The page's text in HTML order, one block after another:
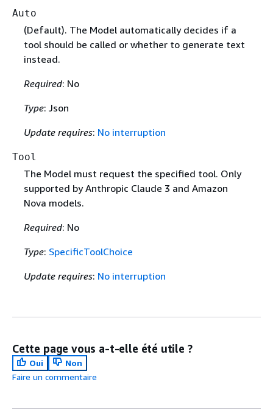
Auto
(Default). The Model automatically decides if a
tool should be called or whether to generate text
instead.
Required: No
Type: Json
Update requires: No interruption
Tool
The Model must request the specified tool. Only
supported by Anthropic Claude 3 and Amazon
Nova models.
Required: No
Type: SpecificToolChoice
Update requires: No interruption
Cette page vous a-t-elle été utile ?
Oui
Non
Faire un commentaire